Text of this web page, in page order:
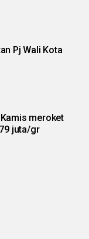
Pj Wali Kota
meroket
juta/gr